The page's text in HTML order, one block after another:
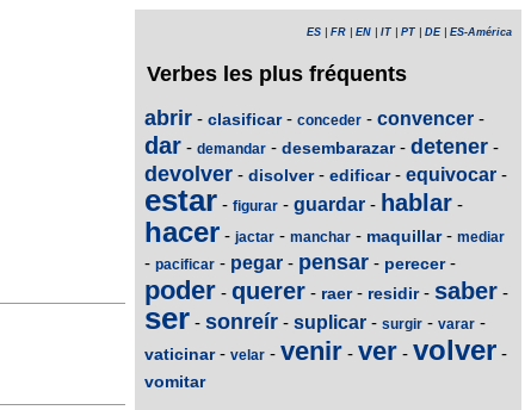
ES FR EN IT PT DE| ES-América
Verbes les plus fréquents
abrir - clasificar- conceder - convencer -
dar - demandar - desembarazar- detener -
devolver - disolver- edificar- equivocar -
estar - figurar - guardar - hablar -
hacer - jactar - manchar - maquillar- mediar
- pacificar - pegar - pensar - perecer-
poder - querer - raer- residir- saber -
ser - sonreír - suplicar - surgir - varar -
vaticinar- velar - venir - ver - volver -
vomitar